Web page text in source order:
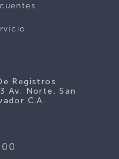
Registros
Av. Norte, San
C.A.